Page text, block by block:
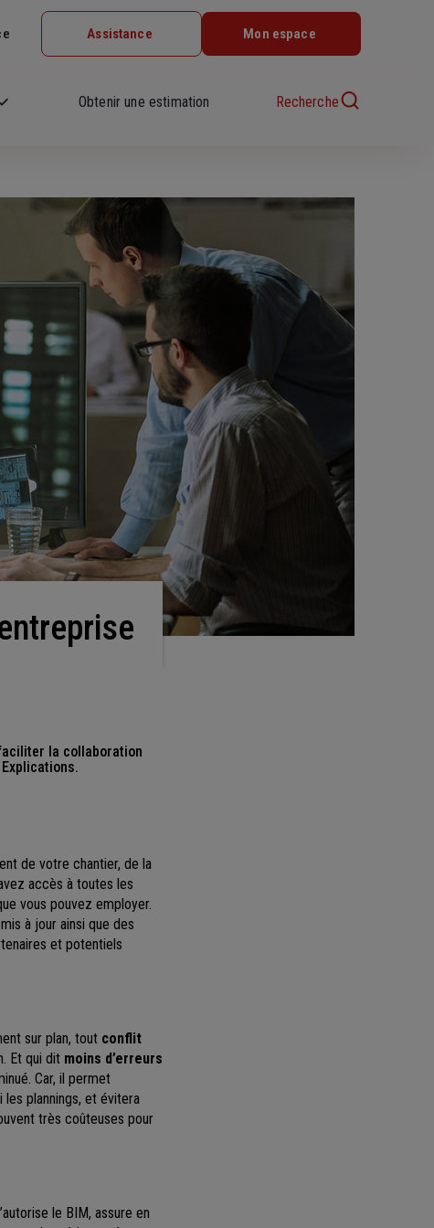
Assistance Mon espace
Obtenir une estimation Recherche
la collaboration
de votre chantier, de la
accès à toutes les
vous pouvez employer.
à jour ainsi que des
et potentiels
sur plan, tout conflit
Et qui dit moins d’erreurs
Car, il permet
les plannings, et évitera
très coûteuses pour
le BIM, assure en